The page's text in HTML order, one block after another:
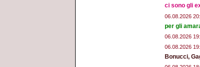
ci sono gli
06.08.2026
per gli
06.08.2026
06.08.2026
Bonucci,